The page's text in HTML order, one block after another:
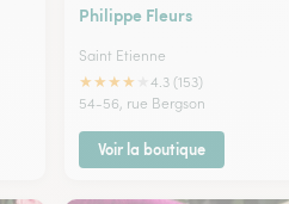
Philippe Fleurs
Saint Etienne
★★★★
4.3 (153)
54-56, rue Bergson
Voir la boutique